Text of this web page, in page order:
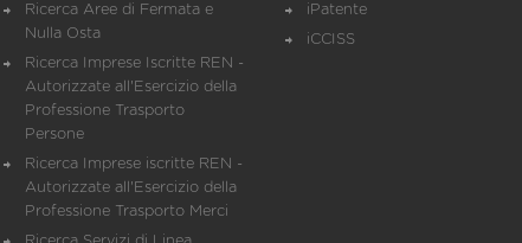
Ricerca Aree di Fermata e
Nulla Osta
Ricerca Imprese Iscritte REN -
Autorizzate all'Esercizio della
Professione Trasporto
Persone
Ricerca Imprese iscritte REN -
Autorizzate all'Esercizio della
Professione Trasporto Merci
iPatente
iCCISS